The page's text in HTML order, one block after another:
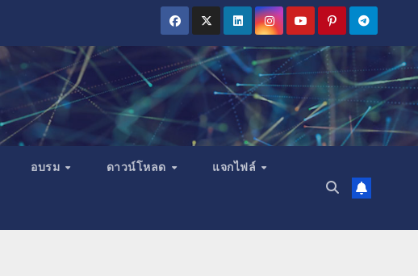
อบรม ดาวน์โหลด แจกไฟล์